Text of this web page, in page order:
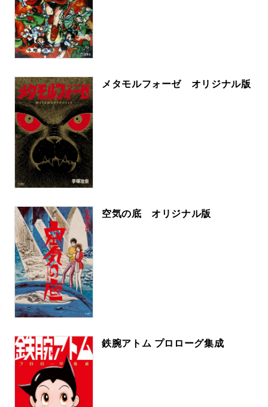
メタモルフォーゼ オリジナル版
空気の底 オリジナル版
鉄腕アトム プロローグ集成